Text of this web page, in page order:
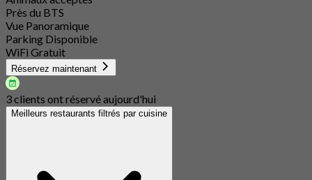
Près du BTS
Vue Panoramique
Parking Disponible
WiFi Gratuit
Réservez maintenant
3 clients ont réservé aujourd'hui
Meilleurs restaurants filtrés par cuisine